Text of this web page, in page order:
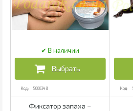
5000348
Фиксатор запаха –